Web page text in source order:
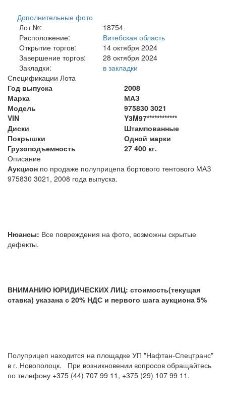
Дополнительные фото
Лот №:
18754
Расположение:
Витебская область
Открытие торгов:
14 октября 2024
Завершение торгов:
28 октября 2024
Закладки:
в закладки
Спецификации Лота
Год выпуска
2008
Марка
МАЗ
Модель
975830 3021
VIN
Y3M97************
Диски
Штампованные
Покрышки
Одной марки
Грузоподъемность
27 400 кг.
Описание
Аукцион по продаже полуприцепа бортового тентового МАЗ
975830 3021, 2008 года выпуска.
Нюансы: Все повреждения на фото, возможны скрытые
дефекты.
ВНИМАНИЮ ЮРИДИЧЕСКИХ ЛИЦ: стоимость(текущая
ставка) указана с 20% НДС и первого шага аукциона 5%
Полуприцеп находится на площадке УП "Нафтан-Спецтранс"
в г. Новополоцк. При возникновении вопросов обращайтесь
по телефону +375 (44) 707 99 11, +375 (29) 107 99 11.